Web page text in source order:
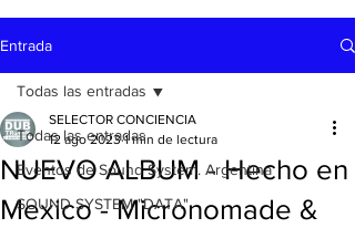
Entrada
Todas las entradas
Eventos de Sound System. Argentina
SOUND SYSTEM "DATA"
Todas las entradas
NUEVO ALBUM - Hecho en
Mexico - Micronomade &
SELECTOR CONCIENCIA
12 ago 2023 1 min de lectura